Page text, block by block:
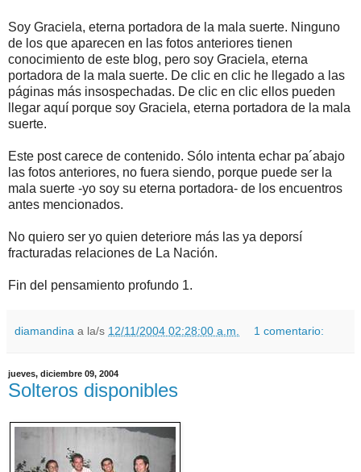
Soy Graciela, eterna portadora de la mala suerte. Ninguno
de los que aparecen en las fotos anteriores tienen
conocimiento de este blog, pero soy Graciela, eterna
portadora de la mala suerte. De clic en clic he llegado a las
páginas más insospechadas. De clic en clic ellos pueden
llegar aquí porque soy Graciela, eterna portadora de la mala
suerte.
Este post carece de contenido. Sólo intenta echar pa´abajo
las fotos anteriores, no fuera siendo, porque puede ser la
mala suerte -yo soy su eterna portadora- de los encuentros
antes mencionados.
No quiero ser yo quien deteriore más las ya deporsí
fracturadas relaciones de La Nación.
Fin del pensamiento profundo 1.
diamandina a la/s 12/11/2004 02:28:00 a.m. 1 comentario:
jueves, diciembre 09, 2004
Solteros disponibles